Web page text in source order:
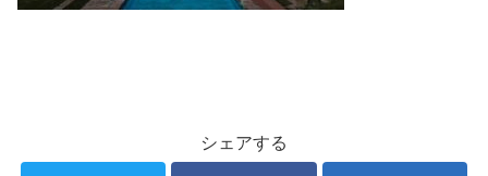
シェアする